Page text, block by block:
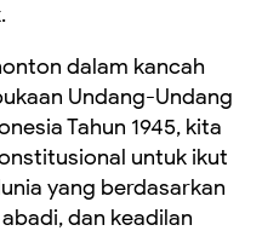
dalam kancah
Undang-Undang
Tahun 1945, kita
untuk ikut
yang berdasarkan
dan keadilan